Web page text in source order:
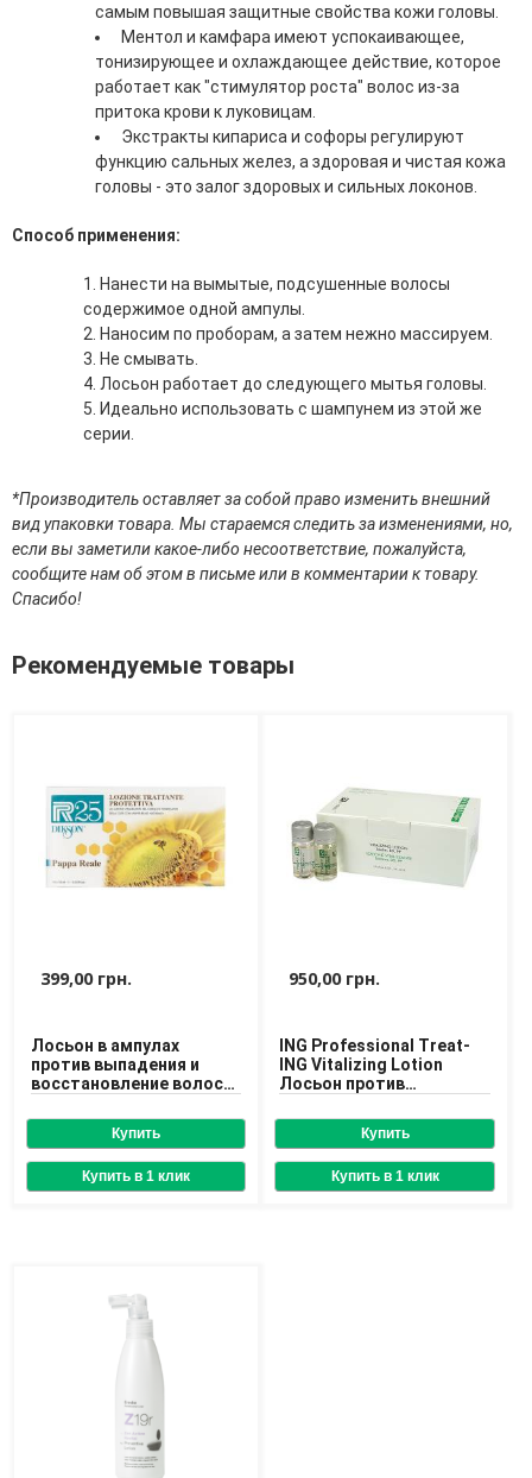
Для Тела
Автозагар для тела
Антицеллюлитные средства
Бальзамы и гели для тела
Гели для душа
Дезодоранты для тела
Защита от солнца для тела
Кремы для тела
Лосьоны, сыворотки и эликсиры для тела
Масла для тела
Мыло
Наборы по уходу за телом
Пены для ванны
Скрабы и пилинги для тела
Средства для депиляции
Туалетная вода для тела
Уход для рук
Мужчинам
Для бороды и усов
Уход для лица
О Магазине
Каталог
Доставка
Возврат товара
самым повышая защитные свойства кожи головы.
Ментол и камфара имеют успокаивающее,
тонизирующее и охлаждающее действие, которое
работает как "стимулятор роста" волос из-за
притока крови к луковицам.
Экстракты кипариса и софоры регулируют
функцию сальных желез, а здоровая и чистая кожа
головы - это залог здоровых и сильных локонов.
Способ применения:
Нанести на вымытые, подсушенные волосы
содержимое одной ампулы.
Наносим по проборам, а затем нежно массируем.
Не смывать.
Лосьон работает до следующего мытья головы.
Идеально использовать с шампунем из этой же
серии.
*Производитель оставляет за собой право изменить внешний
вид упаковки товара. Мы стараемся следить за изменениями, но,
если вы заметили какое-либо несоответствие, пожалуйста,
сообщите нам об этом в письме или в комментарии к товару.
Спасибо!
Рекомендуемые товары
399,00 грн.
Лосьон в ампулах
против выпадения и
восстановление волос
10x10 ml
950,00 грн.
ING Professional Treat-
ING Vitalizing Lotion
Лосьон против